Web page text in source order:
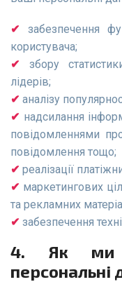
забезпечення
користувача;
збору
лідерів;
аналізу
надсилання
повідомленнями
повідомлення тощо;
реалізації
маркетингових
та рекламних
забезпечення
4. Як ми обробляємо Ваші
персональні